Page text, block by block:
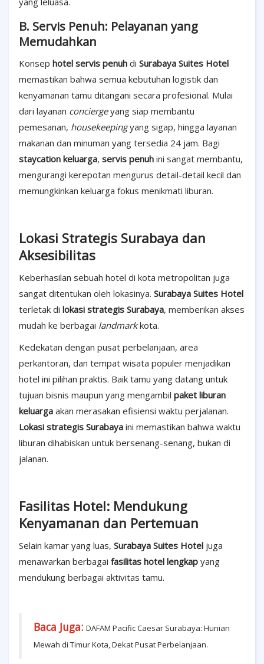
B. Servis Penuh: Pelayanan yang
Memudahkan
Konsep hotel servis penuh di Surabaya Suites Hotel
memastikan bahwa semua kebutuhan logistik dan
kenyamanan tamu ditangani secara profesional. Mulai
dari layanan conciergeyang siap membantu
pemesanan, housekeepingyang sigap, hingga layanan
makanan dan minuman yang tersedia 24 jam. Bagi
staycation keluarga, servis penuh ini sangat membantu,
mengurangi kerepotan mengurus detail-detail kecil dan
memungkinkan keluarga fokus menikmati liburan.
Lokasi Strategis Surabaya dan
Aksesibilitas
Keberhasilan sebuah hotel di kota metropolitan juga
sangat ditentukan oleh lokasinya. Surabaya Suites Hotel
terletak di lokasi strategis Surabaya, memberikan akses
mudah ke berbagai landmarkkota.
Kedekatan dengan pusat perbelanjaan, area
perkantoran, dan tempat wisata populer menjadikan
hotel ini pilihan praktis. Baik tamu yang datang untuk
tujuan bisnis maupun yang mengambil paket liburan
keluarga akan merasakan efisiensi waktu perjalanan.
Lokasi strategis Surabaya ini memastikan bahwa waktu
liburan dihabiskan untuk bersenang-senang, bukan di
jalanan.
Fasilitas Hotel: Mendukung
Kenyamanan dan Pertemuan
Selain kamar yang luas, Surabaya Suites Hotel juga
menawarkan berbagai fasilitas hotel lengkap yang
mendukung berbagai aktivitas tamu.
Baca Juga: DAFAM Pacific Caesar Surabaya: Hunian
Mewah di Timur Kota, Dekat Pusat Perbelanjaan.